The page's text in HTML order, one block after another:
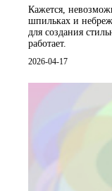
Кажется,
шпильках и
для создания
работает.
2026-04-17